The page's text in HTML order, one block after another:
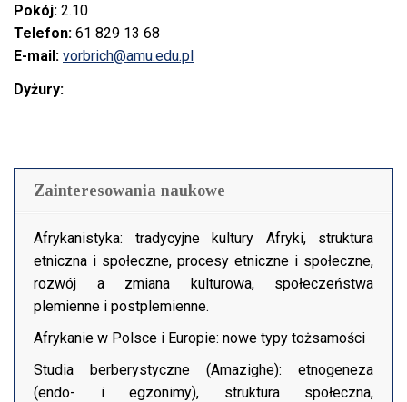
Pokój: 2.10
Telefon: 61 829 13 68
E-mail: vorbrich@amu.edu.pl
Dyżury:
Zainteresowania naukowe
Afrykanistyka: tradycyjne kultury Afryki, struktura
etniczna i społeczne, procesy etniczne i społeczne,
rozwój a zmiana kulturowa, społeczeństwa
plemienne i postplemienne.
Afrykanie w Polsce i Europie: nowe typy tożsamości
Studia berberystyczne (Amazighe): etnogeneza
(endo- i egzonimy), struktura społeczna,